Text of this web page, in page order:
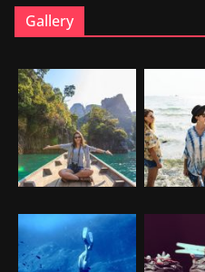
Gallery